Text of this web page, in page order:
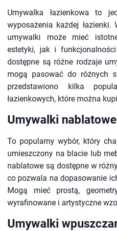
Umywalka łazienkowa to
wyposażenia każdej łazienki.
umywalki może mieć
estetyki, jak i
dostępne są różne rodzaje
mogą pasować do różnych
przedstawiono kilka
łazienkowych, które można
Umywalki nablatowe
To popularny wybór, który
umieszczony na blacie lub
nablatowe są dostępne w
co pozwala na dopasowanie
Mogą mieć prostą,
wyrafinowane i artystyczne
Umywalki